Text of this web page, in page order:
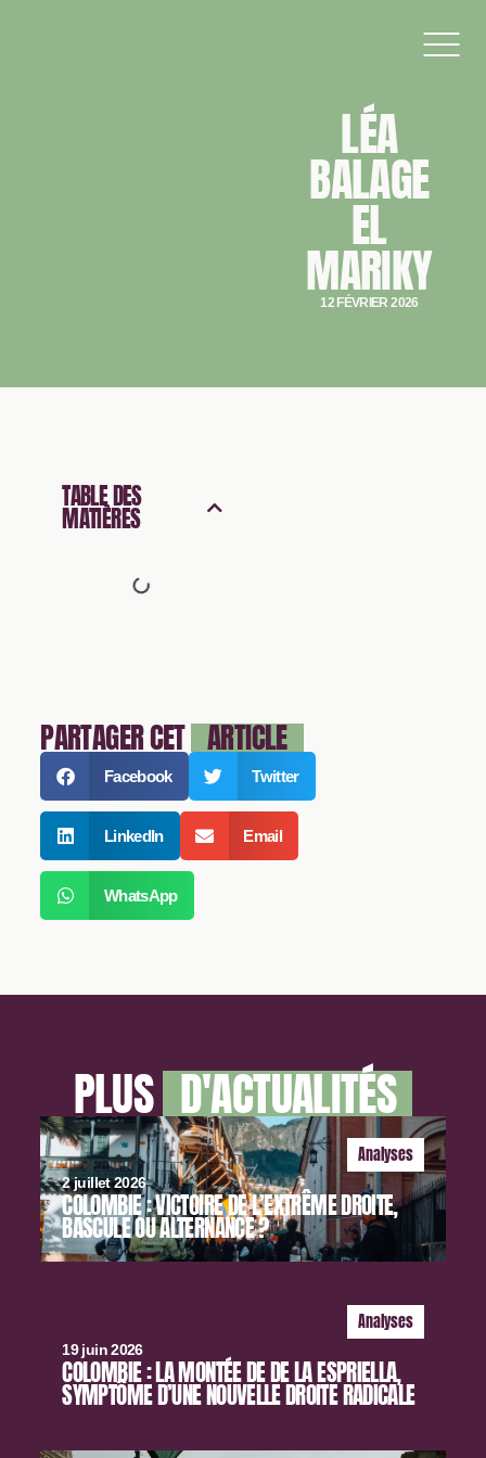
LÉA
BALAGE
EL
MARIKY
12 FÉVRIER 2026
TABLE DES
MATIÈRES
PARTAGER CET ARTICLE
Facebook Twitter
LinkedIn Email
WhatsApp
PLUS D'ACTUALITÉS
Analyses
2 juillet 2026
COLOMBIE : VICTOIRE DE L’EXTRÊME DROITE,
BASCULE OU ALTERNANCE ?
Analyses
19 juin 2026
COLOMBIE : LA MONTÉE DE DE LA ESPRIELLA,
SYMPTÔME D’UNE NOUVELLE DROITE RADICALE